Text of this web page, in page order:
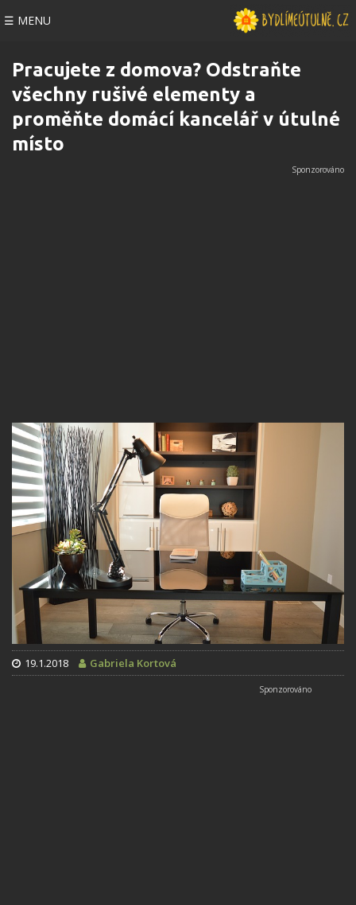
☰ MENU
Pracujete z domova? Odstraňte
všechny rušivé elementy a
proměňte domácí kancelář v útulné
místo
19.1.2018 Gabriela Kortová